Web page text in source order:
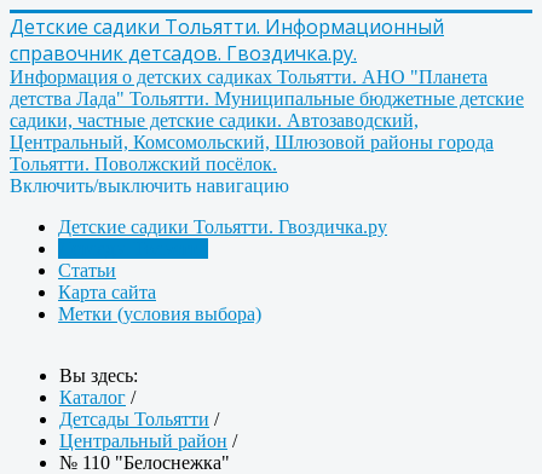
Детские садики Тольятти. Информационный
справочник детсадов. Гвоздичка.ру.
Информация о детских садиках Тольятти. АНО "Планета
детства Лада" Тольятти. Муниципальные бюджетные детские
садики, частные детские садики. Автозаводский,
Центральный, Комсомольский, Шлюзовой районы города
Тольятти. Поволжский посёлок.
Включить/выключить навигацию
Детские садики Тольятти. Гвоздичка.ру
Статьи
Карта сайта
Метки (условия выбора)
Вы здесь:
Каталог /
Детсады Тольятти /
Центральный район /
№ 110 "Белоснежка"